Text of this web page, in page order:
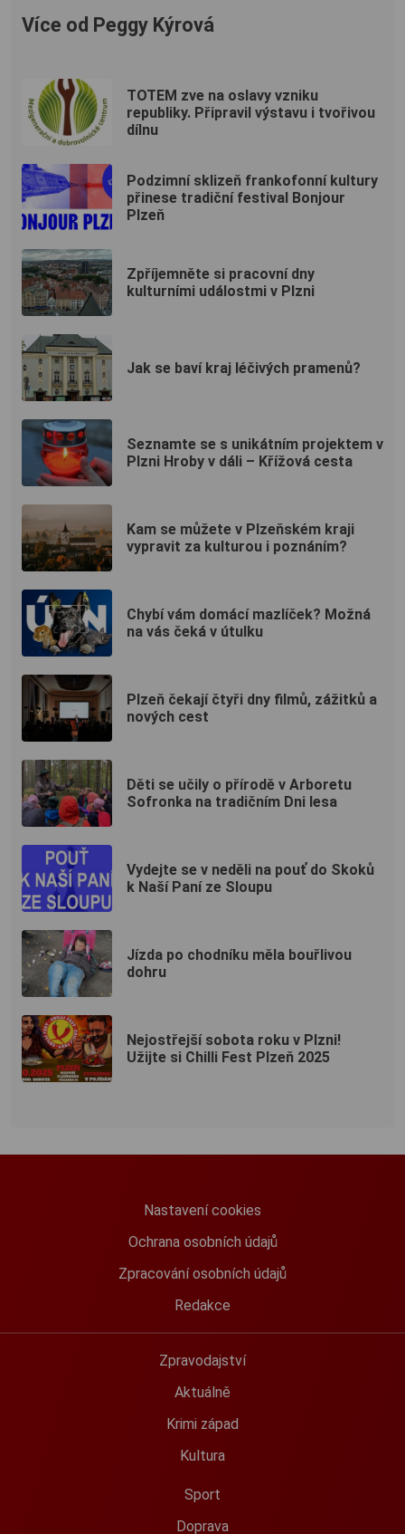
Více od Peggy Kýrová
TOTEM zve na oslavy vzniku
republiky. Připravil výstavu i tvořivou
dílnu
Podzimní sklizeň frankofonní kultury
přinese tradiční festival Bonjour
Plzeň
Zpříjemněte si pracovní dny
kulturními událostmi v Plzni
Jak se baví kraj léčivých pramenů?
Seznamte se s unikátním projektem v
Plzni Hroby v dáli – Křížová cesta
Kam se můžete v Plzeňském kraji
vypravit za kulturou i poznáním?
Chybí vám domácí mazlíček? Možná
na vás čeká v útulku
Plzeň čekají čtyři dny filmů, zážitků a
nových cest
Děti se učily o přírodě v Arboretu
Sofronka na tradičním Dni lesa
Vydejte se v neděli na pouť do Skoků
k Naší Paní ze Sloupu
Jízda po chodníku měla bouřlivou
dohru
Nejostřejší sobota roku v Plzni!
Užijte si Chilli Fest Plzeň 2025
Nastavení cookies
Ochrana osobních údajů
Zpracování osobních údajů
Redakce
Zpravodajství
Aktuálně
Krimi západ
Kultura
Sport
Doprava